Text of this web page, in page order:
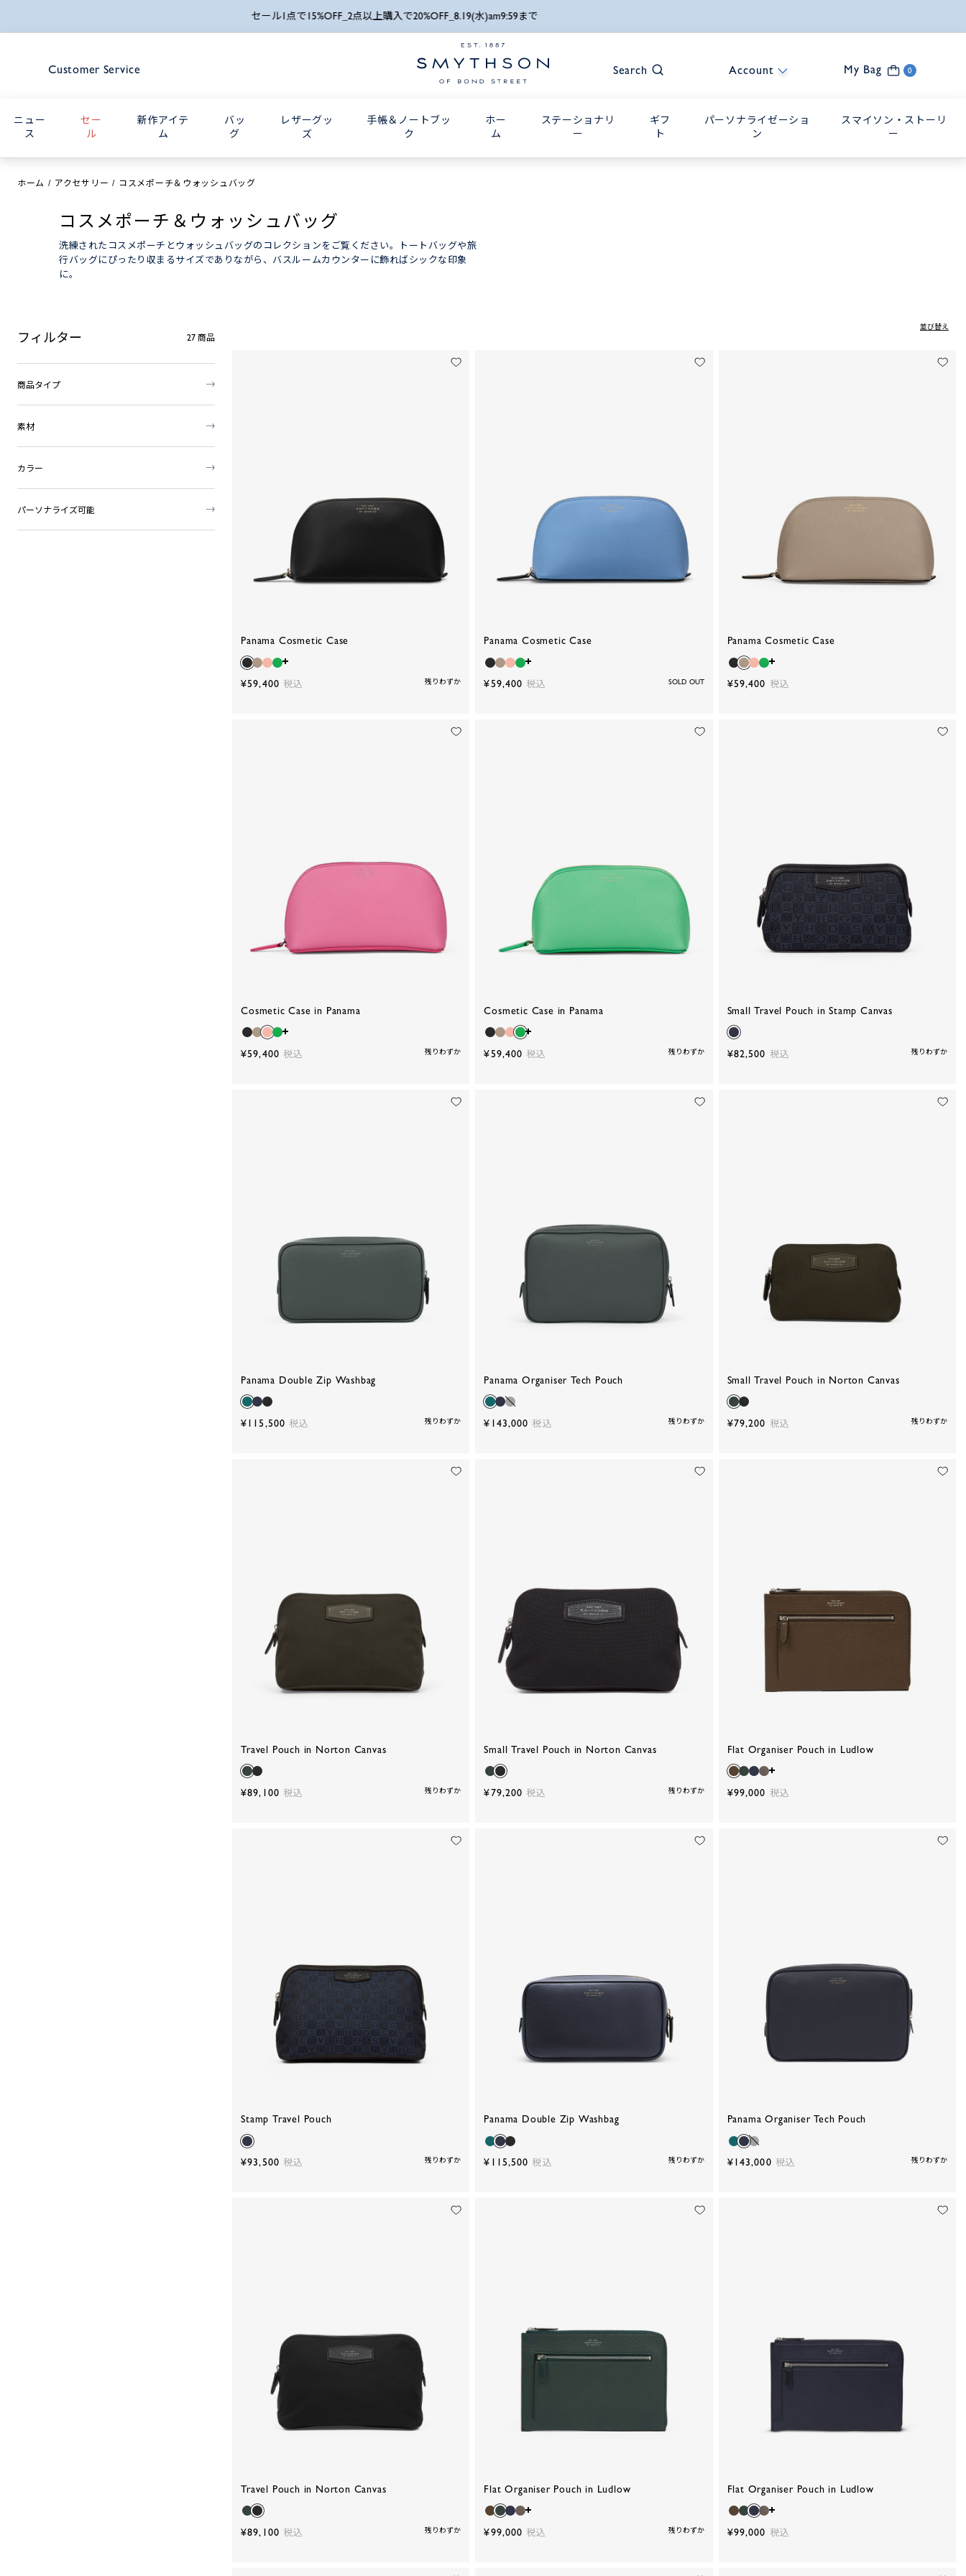
刻印サービスキャンペーン_8月24日(月) 10:00AMまで
Customer Service Search Account My Bag 0
ニュー
ス
セー
ル
新作アイテ
ム
バッ
グ
レザーグッ
ズ
手帳＆ノートブッ
ク
ホー
ム
ステーショナリ
ー
ギフ
ト
パーソナライゼーショ
ン
スマイソン・ストーリ
ー
ホーム アクセサリー コスメポーチ＆ウォッシュバッグ
コスメポーチ＆ウォッシュバッグ
洗練されたコスメポーチとウォッシュバッグのコレクションをご覧ください。トートバッグや旅
行バッグにぴったり収まるサイズでありながら、バスルームカウンターに飾ればシックな印象
に。
フィルター 27 商品
商品タイプ
素材
カラー
パーソナライズ可能
並び替え
Panama Cosmetic Case
¥59,400 税込 残りわずか
Panama Cosmetic Case
¥59,400 税込 SOLD OUT
Panama Cosmetic Case
¥59,400 税込
Cosmetic Case in Panama
¥59,400 税込 残りわずか
Cosmetic Case in Panama
¥59,400 税込 残りわずか
Small Travel Pouch in Stamp Canvas
¥82,500 税込 残りわずか
Panama Double Zip Washbag
¥115,500 税込 残りわずか
Panama Organiser Tech Pouch
¥143,000 税込 残りわずか
Small Travel Pouch in Norton Canvas
¥79,200 税込 残りわずか
Travel Pouch in Norton Canvas
¥89,100 税込 残りわずか
Small Travel Pouch in Norton Canvas
¥79,200 税込 残りわずか
Flat Organiser Pouch in Ludlow
¥99,000 税込
Stamp Travel Pouch
¥93,500 税込 残りわずか
Panama Double Zip Washbag
¥115,500 税込 残りわずか
Panama Organiser Tech Pouch
¥143,000 税込 残りわずか
Travel Pouch in Norton Canvas
¥89,100 税込 残りわずか
Flat Organiser Pouch in Ludlow
¥99,000 税込 残りわずか
Flat Organiser Pouch in Ludlow
¥99,000 税込